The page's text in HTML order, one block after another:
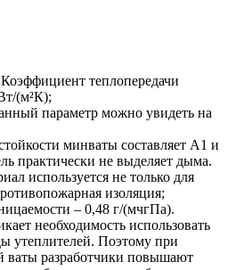
теплопередачи
(м²К);
параметр можно увидеть на
минваты составляет А1 и
практически не выделяет дыма.
используется не только для
изоляция;
– 0,48 г/(мчгПа).
необходимость использовать
утеплителей. Поэтому при
ваты разработчики повышают